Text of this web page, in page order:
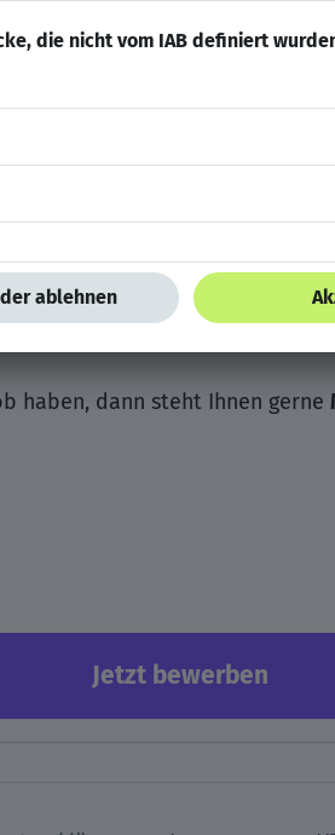
spannende SAP EWM
Arbeitenvon bis zu40% bzw. 2
haben, dann steht Ihnen gerne
Jetzt bewerben